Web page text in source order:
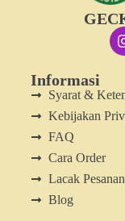
Informasi
Syarat &
Kebijakan
FAQ
Cara Order
Lacak Pesanan
Blog